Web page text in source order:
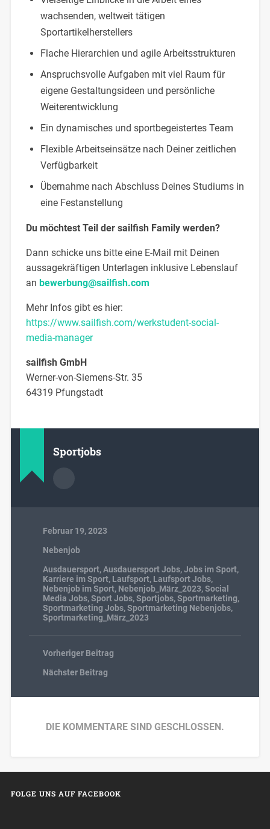
wachsenden, weltweit tätigen
Sportartikelherstellers
Flache Hierarchien und agile Arbeitsstrukturen
Anspruchsvolle Aufgaben mit viel Raum für
eigene Gestaltungsideen und persönliche
Weiterentwicklung
Ein dynamisches und sportbegeistertes Team
Flexible Arbeitseinsätze nach Deiner zeitlichen
Verfügbarkeit
Übernahme nach Abschluss Deines Studiums in
eine Festanstellung
Du möchtest Teil der sailfish Family werden?
Dann schicke uns bitte eine E-Mail mit Deinen
aussagekräftigen Unterlagen inklusive Lebenslauf
an bewerbung@sailfish.com
Mehr Infos gibt es hier:
https://www.sailfish.com/werkstudent-social-
media-manager
sailfish GmbH
Werner-von-Siemens-Str. 35
64319 Pfungstadt
Sportjobs
Februar 19, 2023
Nebenjob
Ausdauersport,Ausdauersport Jobs,Jobs im Sport,
Karriere im Sport, Laufsport, Laufsport Jobs,
Nebenjob im Sport, Nebenjob_März_2023,Social
Media Jobs,Sport Jobs,Sportjobs,Sportmarketing,
Sportmarketing Jobs,Sportmarketing Nebenjobs,
Sportmarketing_März_2023
Vorheriger Beitrag
Nächster Beitrag
DIE KOMMENTARE SIND GESCHLOSSEN.
FOLGE UNS AUF FACEBOOK